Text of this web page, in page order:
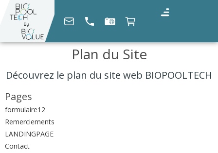
Plan du Site
Découvrez le plan du site web BIOPOOLTECH
Pages
formulaire12
Remerciements
LANDINGPAGE
Contact